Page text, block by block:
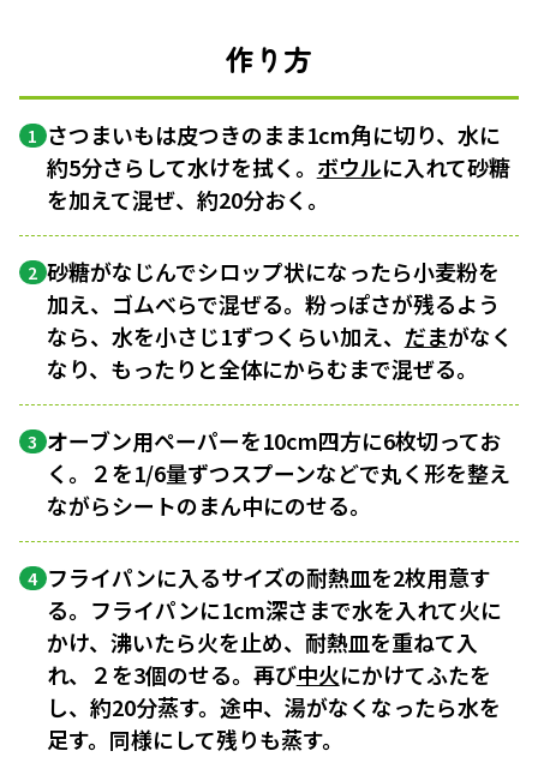
作り方
1 さつまいもは皮つきのまま1cm角に切り、水に
約5分さらして水けを拭く。 ボウルに入れて砂糖
を加えて混ぜ、約20分おく。
2 砂糖がなじんでシロップ状になったら小麦粉を
加え、ゴムべらで混ぜる。粉っぽさが残るよう
なら、水を小さじ1ずつくらい加え、 だまがなく
なり、もったりと全体にからむまで混ぜる。
3 オーブン用ペーパーを10cm四方に6枚切ってお
く。２を1/6量ずつスプーンなどで丸く形を整え
ながらシートのまん中にのせる。
4 フライパンに入るサイズの耐熱皿を2枚用意す
る。フライパンに1cm深さまで水を入れて火に
かけ、沸いたら火を止め、耐熱皿を重ねて入
れ、２を3個のせる。再び中火にかけてふたを
し、約20分蒸す。途中、湯がなくなったら水を
足す。同様にして残りも蒸す。